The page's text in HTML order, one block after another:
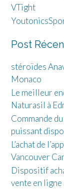
VTight
Post
stéroïdes
Monaco
Le meilleur
Naturasil à
Commande
puissant
L’achat de
Vancouver
Dispositif
vente en ligne